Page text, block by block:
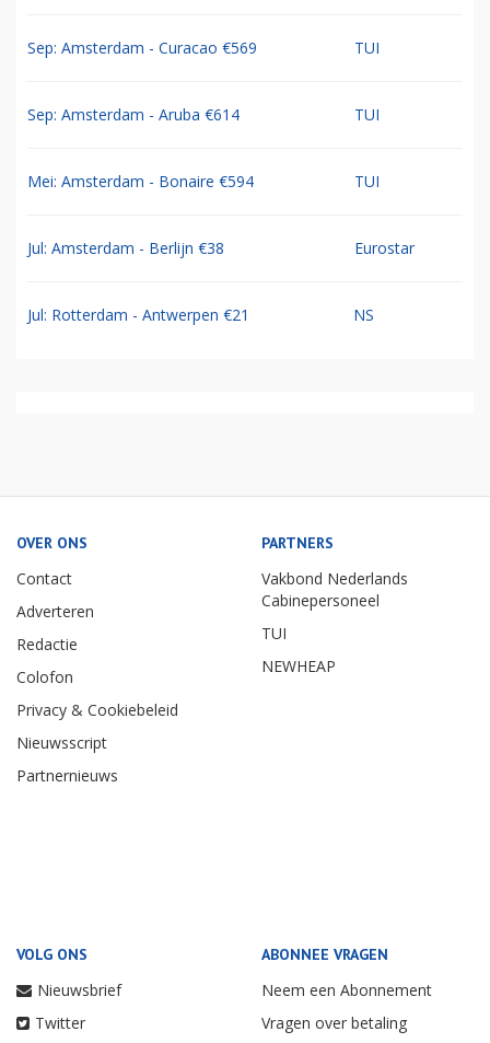
Sep: Amsterdam - Curacao €569 TUI
Sep: Amsterdam - Aruba €614 TUI
Mei: Amsterdam - Bonaire €594 TUI
Jul: Amsterdam - Berlijn €38 Eurostar
Jul: Rotterdam - Antwerpen €21 NS
OVER ONS
Contact
Adverteren
Redactie
Colofon
Privacy & Cookiebeleid
Nieuwsscript
Partnernieuws
PARTNERS
Vakbond Nederlands
Cabinepersoneel
TUI
NEWHEAP
VOLG ONS
Nieuwsbrief
Twitter
ABONNEE VRAGEN
Neem een Abonnement
Vragen over betaling